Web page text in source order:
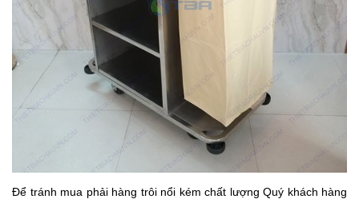
Để tránh mua phải hàng trôi nổi kém chất lượng Quý khách hàng